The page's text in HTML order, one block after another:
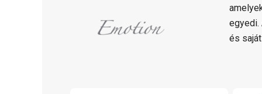
egyedi.
és